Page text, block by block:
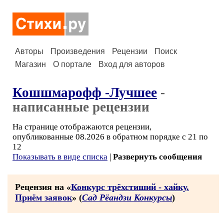
Авторы Произведения Рецензии
Поиск
Магазин
О портале Вход для авторов
Кошшмарофф -Лучшее -
написанные рецензии
На странице отображаются рецензии,
опубликованные 08.2026 в обратном порядке с 21 по
12
Показывать в виде списка | Развернуть сообщения
Рецензия на «Конкурс трёхстиший - хайку.
Приём заявок» (Сад Рёандзи Конкурсы)